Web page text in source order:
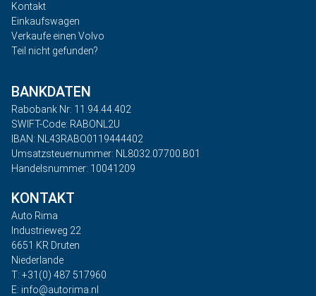
Kontakt
Einkaufswagen
Verkaufe einen Volvo
Teil nicht gefunden?
BANKDATEN
Rabobank Nr: 11.94.44.402
SWIFT-Code: RABONL2U
IBAN: NL43RABO0119444402
Umsatzsteuernummer: NL8032.07700.B01
Handelsnummer: 10041209
KONTAKT
Auto Rima
Industrieweg 22
6651 KR Druten
Niederlande
T: +31(0) 487 517960
E: info@autorima.nl